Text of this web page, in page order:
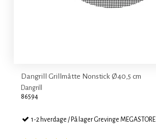
Dangrill Grillmåtte Nonstick Ø40,5 cm
Dangrill
86594
1-2 hverdage / På lager Grevinge MEGASTORE